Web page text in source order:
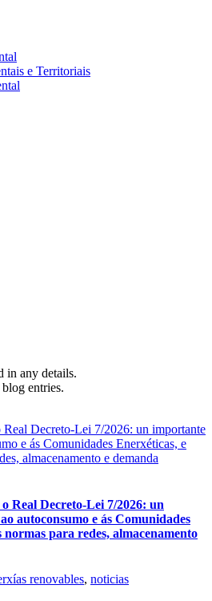
e Territoriais
in any details.
entries.
Real Decreto-Lei 7/2026: un importante
e ás Comunidades Enerxéticas, e
almacenamento e demanda
Real Decreto-Lei 7/2026: un
autoconsumo e ás Comunidades
normas para redes, almacenamento
renovables, noticias